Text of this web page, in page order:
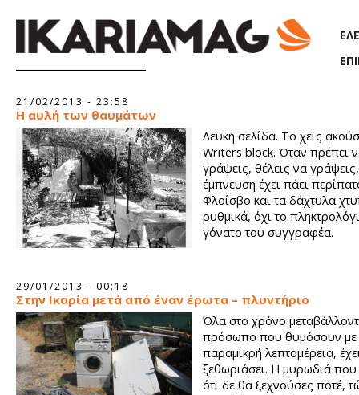
21/02/2013 - 23:58
Η αυλή των θαυμάτων
Λευκή σελίδα. Το χεις
Writers block. Όταν πρέπει
γράψεις, θέλεις να
έμπνευση έχει πάει
Φλοίσβο και τα δάχτυλα
ρυθμικά, όχι το
γόνατο του συγγραφέα.
29/01/2013 - 00:18
Στην Ικαρία μετά από έναν έρωτα – πλυντήριο
Όλα στο χρόνο
πρόσωπο που θυμόσουν με
παραμικρή λεπτομέρεια,
ξεθωριάσει. Η μυρωδιά που
ότι δε θα ξεχνούσες ποτέ,